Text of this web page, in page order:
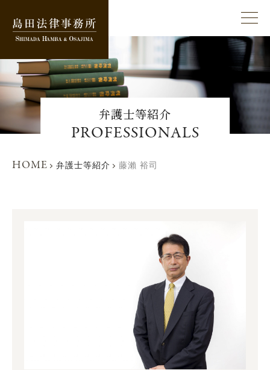
弁護士等紹介
PROFESSIONALS
HOME 弁護士等紹介 藤瀨 裕司